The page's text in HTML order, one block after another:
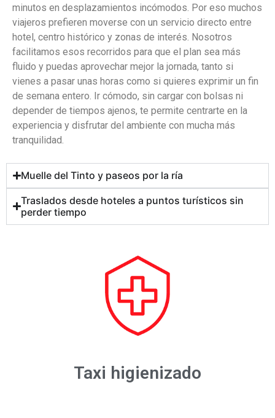
minutos en desplazamientos incómodos. Por eso muchos
viajeros prefieren moverse con un servicio directo entre
hotel, centro histórico y zonas de interés. Nosotros
facilitamos esos recorridos para que el plan sea más
fluido y puedas aprovechar mejor la jornada, tanto si
vienes a pasar unas horas como si quieres exprimir un fin
de semana entero. Ir cómodo, sin cargar con bolsas ni
depender de tiempos ajenos, te permite centrarte en la
experiencia y disfrutar del ambiente con mucha más
tranquilidad.
Muelle del Tinto y paseos por la ría
Traslados desde hoteles a puntos turísticos sin
perder tiempo
Taxi higienizado